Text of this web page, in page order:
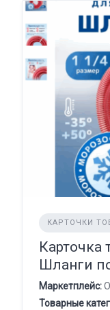
КАРТОЧКИ
Карточка
Шланги
Маркетплейс:
Товарные